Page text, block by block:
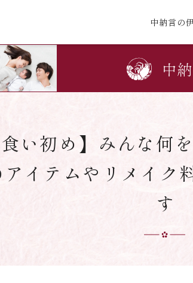
中納言の
食い初め】みんな何
イテムやリメイク
す